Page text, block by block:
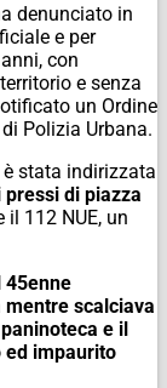
denunciato in
e per
con
e senza
un Ordine
Polizia Urbana.
stata indirizzata
di piazza
112 NUE, un
45enne
scalciava
e il
ed impaurito